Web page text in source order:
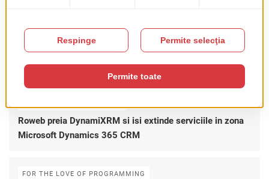
AI & INTELLIGENT SYSTEMS
Cum creeaza Enterprise AI valoare pentru afaceri dincolo
de chatboti
Roweb preia DynamiXRM si isi extinde serviciile in zona
Microsoft Dynamics 365 CRM
FOR THE LOVE OF PROGRAMMING